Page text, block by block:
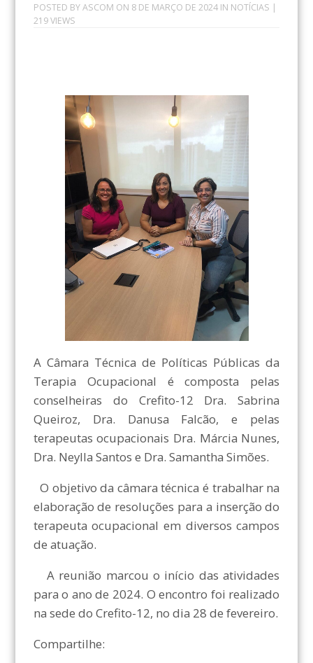
POSTED BYASCOM ON 8 DE MARÇO DE 2024IN NOTÍCIAS |
219 VIEWS
A Câmara Técnica de Políticas Públicas da
Terapia Ocupacional é composta pelas
conselheiras do Crefito-12 Dra. Sabrina
Queiroz, Dra. Danusa Falcão, e pelas
terapeutas ocupacionais Dra. Márcia Nunes,
Dra. Neylla Santos e Dra. Samantha Simões.
O objetivo da câmara técnica é trabalhar na
elaboração de resoluções para a inserção do
terapeuta ocupacional em diversos campos
de atuação.
A reunião marcou o início das atividades
para o ano de 2024. O encontro foi realizado
na sede do Crefito-12, no dia 28 de fevereiro.
Compartilhe: